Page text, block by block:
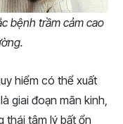
bệnh trầm cảm cao
hiểm có thể xuất
giai đoạn mãn kinh,
thái tâm lý bất ổn